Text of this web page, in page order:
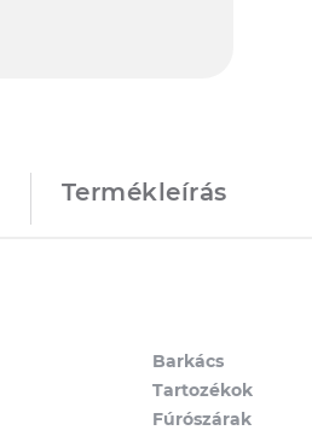
Termékleírás
Barkács
Tartozékok
Fúrószárak